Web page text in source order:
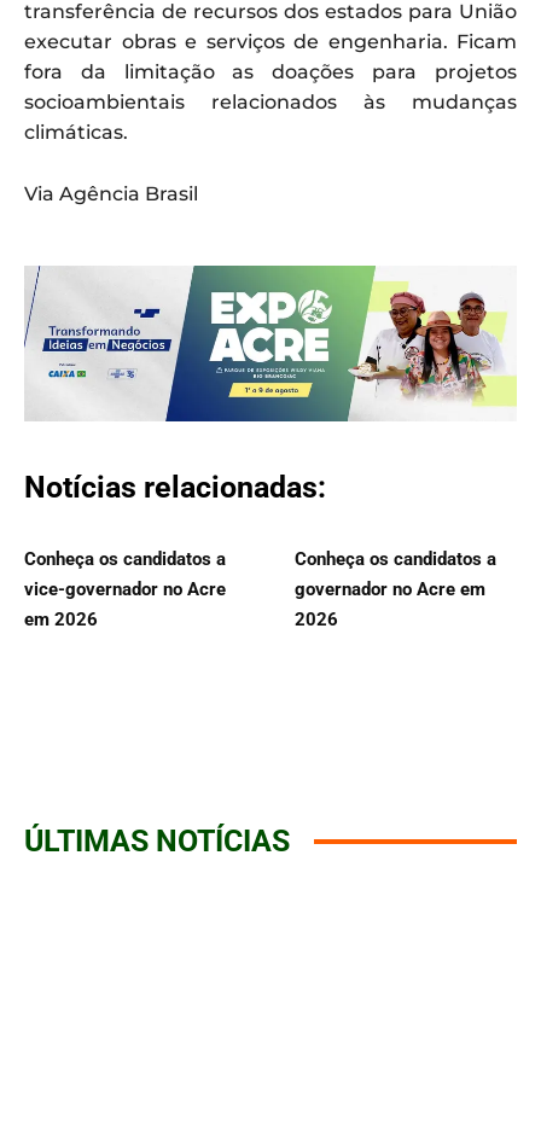
transferência de recursos dos estados para União
executar obras e serviços de engenharia. Ficam
fora da limitação as doações para projetos
socioambientais relacionados às mudanças
climáticas.
Via Agência Brasil
Notícias relacionadas:
Conheça os candidatos a
vice-governador no Acre
em 2026
Conheça os candidatos a
governador no Acre em
2026
ÚLTIMAS NOTÍCIAS